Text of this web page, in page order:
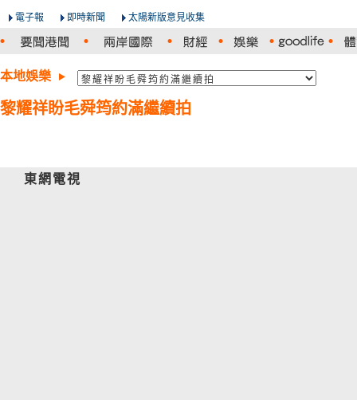
電子報 即時新聞 太陽新版意見收集
本地娛樂
黎耀祥盼毛舜筠約滿繼續拍
東網電視